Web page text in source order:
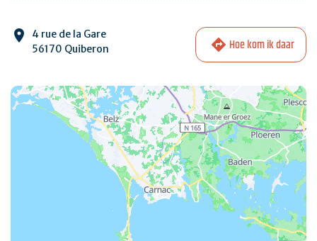
4 rue de la Gare
56170 Quiberon
Hoe kom ik daar